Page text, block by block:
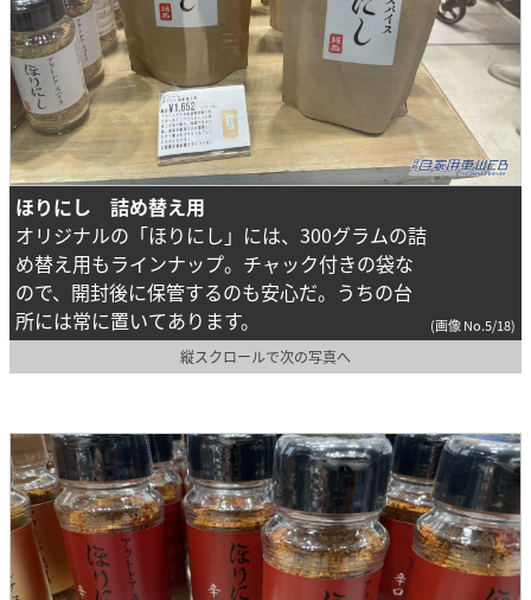
ほりにし 詰め替え用
オリジナルの「ほりにし」には、300グラムの詰
め替え用もラインナップ。チャック付きの袋な
ので、開封後に保管するのも安心だ。うちの台
所には常に置いてあります。
(画像 No.5/18)
縦スクロールで次の写真へ